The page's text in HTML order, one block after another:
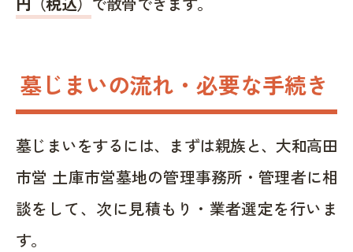
墓じまいの流れ・必要な手続き
墓じまいをするには、まずは親族と、大和高田
市営 土庫市営墓地の管理事務所・管理者に相
談をして、次に見積もり・業者選定を行いま
す。